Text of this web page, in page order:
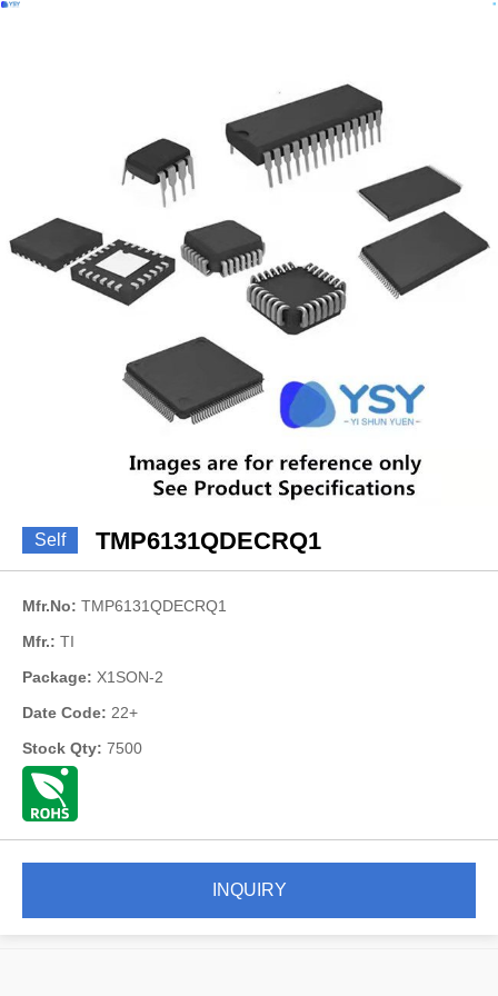
Self TMP6131QDECRQ1
Mfr.No: TMP6131QDECRQ1
Mfr.: TI
Package: X1SON-2
Date Code: 22+
Stock Qty: 7500
INQUIRY